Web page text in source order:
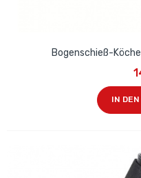
Bogenschieß-
IN